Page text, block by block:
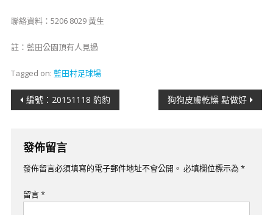
​聯絡資料：5206 8029 黃生
註：藍田公園頂有人見過
Tagged on: 藍田村足球場
文
導
覽
編號：20151118 豹豹 狗狗皮膚乾燥 點做好
發佈留言
發佈留言必須填寫的電子郵件地址不會公開。 必填欄位標示為 *
留言*